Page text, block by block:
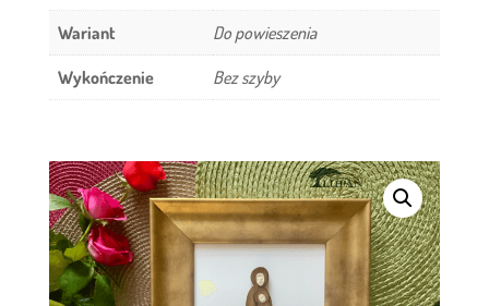
Wariant Do powieszenia
Wykończenie Bez szyby